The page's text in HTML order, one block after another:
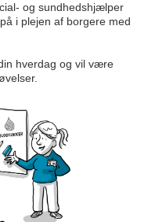
og sundhedshjælper
i plejen af borgere med
hverdag og vil være